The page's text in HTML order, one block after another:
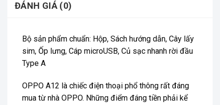
ĐÁNH GIÁ (0)
Bộ sản phẩm chuẩn: Hộp, Sách hướng dẫn, Cây lấy
sim, Ốp lưng, Cáp microUSB, Củ sạc nhanh rời đầu
Type A
OPPO A12 là chiếc điện thoại phổ thông rất đáng
mua từ nhà OPPO. Những điểm đáng tiền phải kể